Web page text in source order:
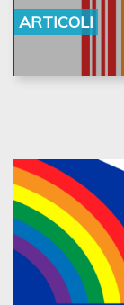
ARTICOLI